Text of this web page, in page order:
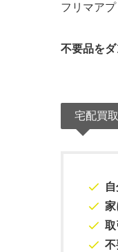
フリマア
不要品を
宅配買
家
取
不